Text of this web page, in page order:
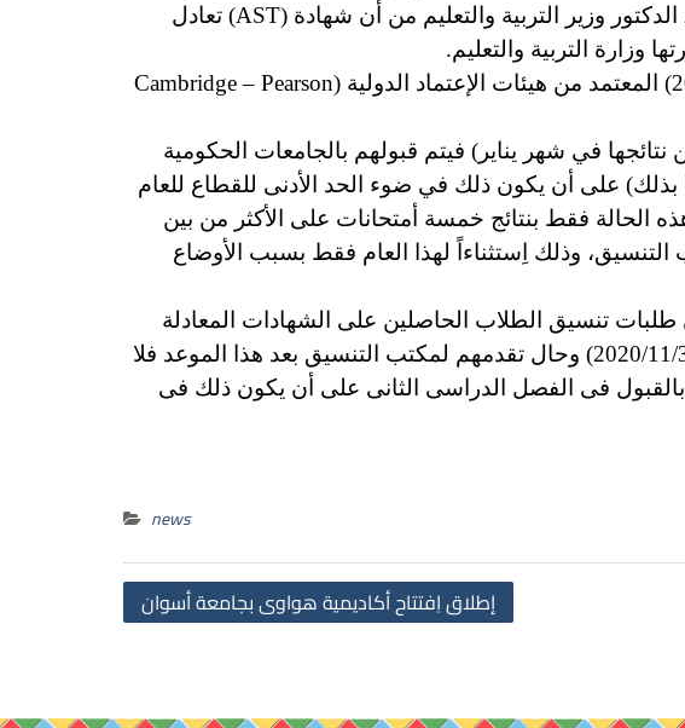
(SAT2) المقرر عقدهما خلال شهرى أغسطس وسبتمبر(2020) وبناًء على ما أوضحه السيد الدكتور وزير التربية والتعليم من أن شهادة (AST) تعادل
• وبالنسبة للطلاب الحاصلين على شهادة الثانوية الإنجليزية يتم الأخذ بتقدير دور يونيو (2020) المعتمد من هيئات الإعتماد الدولية (Cambridge – Pearson
نتائجها في شهر يناير) فيتم قبولهم بالجامعات الحكومية
بذلك) على أن يكون ذلك في ضوء الحد الأدنى للقطاع للعام
الجامعي التالي (2022/2021) على أن يعتد فى هذه الحالة فقط بنتائج خمسة أمتحانات على الأكثر من بين
التنسيق، وذلك اِستثناءاً لهذا العام فقط بسبب الأوضاع
تنسيق الطلاب الحاصلين على الشهادات المعادلة
للثانوية العامة من تلك الدول لحين ظهور نتائج الأمتحانات بالنسبة لهم فى موعد أقصاه (2020/11/30) وحال تقدمهم لمكتب التنسيق بعد هذا الموعد فلا
بالقبول فى الفصل الدراسى الثانى على أن يكون ذلك فى
news
إطلاق اِفتتاح أكاديمية هواوى بجامعة أسوان